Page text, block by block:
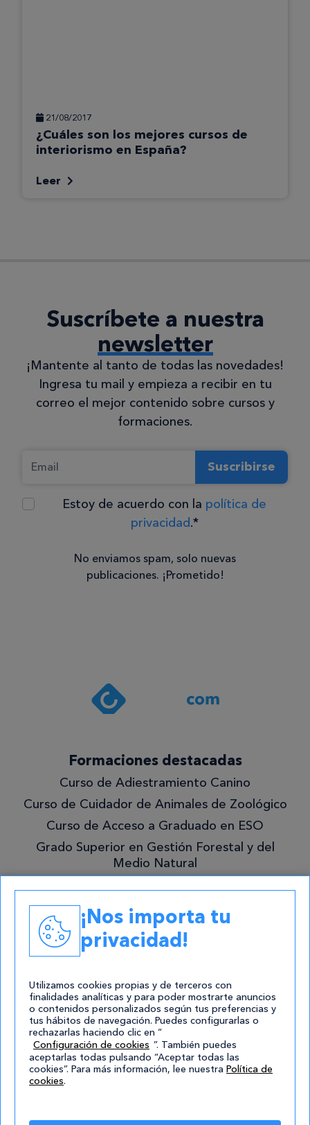
21/08/2017
¿Cuáles son los mejores cursos de
interiorismo en España?
Leer
Suscríbete a nuestra
newsletter
¡Mantente al tanto de todas las novedades!
Ingresa tu mail y empieza a recibir en tu
correo el mejor contenido sobre cursos y
formaciones.
Suscribirse
Estoy de acuerdo con la política de
privacidad.*
Consentimiento
política de
privacidad .*
¡Quiero
mejor!
No enviamos spam, solo nuevas
publicaciones. ¡Prometido!
Formaciones destacadas
Curso de Adiestramiento Canino
Curso de Cuidador de Animales de Zoológico
Curso de Acceso a Graduado en ESO
Grado Superior en Gestión Forestal y del
Medio Natural
Contacto
atencion@cursos.com
Redes Sociales
Aviso Legal|Política de privacidad|Cookies|Mapa de
¡Nos importa tu
privacidad!
Utilizamos cookies propias y de terceros con
finalidades analíticas y para poder mostrarte anuncios
o contenidos personalizados según tus preferencias y
tus hábitos de navegación. Puedes configurarlas o
rechazarlas haciendo clic en “
Configuración de cookies ”. También puedes
aceptarlas todas pulsando “Aceptar todas las
cookies”. Para más información, lee nuestra Política de
cookies.